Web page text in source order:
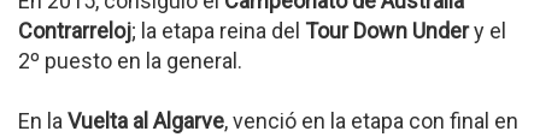
Contrarreloj; la etapa reina del Tour Down Undery el
2º puesto en la general.
En la Vuelta al Algarve, venció en la etapa con final en